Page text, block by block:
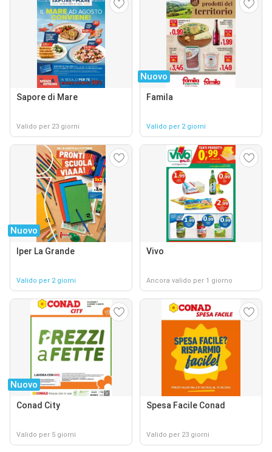
Sapore di Mare
Valido per 23 giorni
Nuovo
Famila
Valido per 2 giorni
Nuovo
Iper La Grande
Valido per 2 giorni
Vivo
Ancora valido per 1 giorno
Nuovo
Conad City
Valido per 5 giorni
Spesa Facile Conad
Valido per 23 giorni